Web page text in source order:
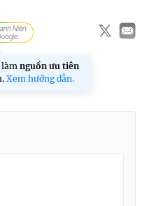
làm nguồn ưu tiên
Xem hướng dẫn.